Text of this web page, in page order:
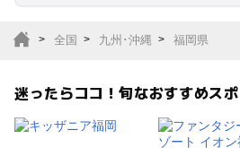
サファリパーク
植
ク
全国 九州･沖縄 福岡県
迷ったらココ！旬なおすすめス